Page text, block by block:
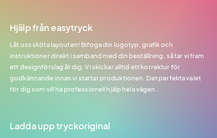
Hjälp från easytryck
Låt oss sköta layouten! Bifoga din logotyp, grafik och
instruktioner direkt i samband med din beställning, så tar vi fram
ett designförslag åt dig. Vi skickar alltid ett korrektur för
godkännande innan vi startar produktionen. Det perfekta valet
för dig som vill ha professionell hjälp hela vägen.
Ladda upp tryckoriginal